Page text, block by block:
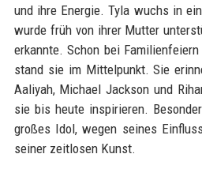
und ihre Energie. Tyla wuchs in
wurde früh von ihrer Mutter
erkannte. Schon bei
stand sie im Mittelpunkt. Sie
Aaliyah, Michael Jackson und
sie bis heute inspirieren.
großes Idol, wegen seines
seiner zeitlosen Kunst.